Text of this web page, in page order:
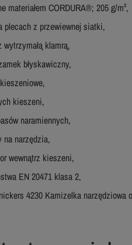
materiałem CORDURA®; 205 g/m²,
plecach z przewiewnej siatki,
klamrą,
błyskawiczny,
kieszeni,
naramiennych,
narzędzia,
wewnątrz kieszeni,
EN 20471 klasa 2,
4230 Kamizelka narzędziowa